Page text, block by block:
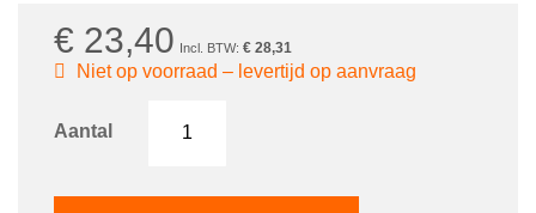
€ 23,40 € 28,31
Niet op voorraad – levertijd op aanvraag
Aantal